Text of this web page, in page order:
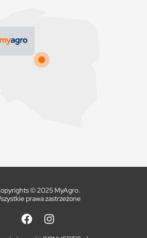
© 2025 MyAgro.
prawa zastrzeżone